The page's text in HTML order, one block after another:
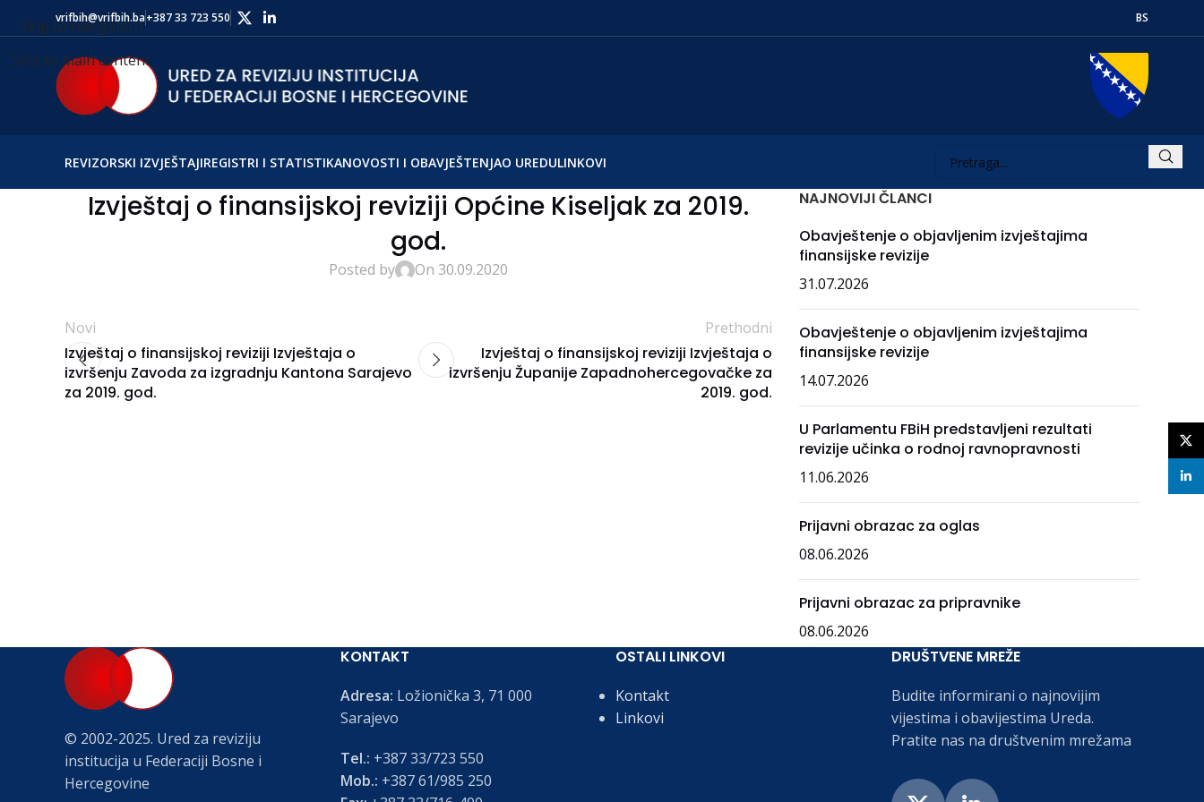
Skip to navigation
Skip to main content
vrifbih@vrifbih.ba+387 33 723 550 BS
REVIZORSKI IZVJEŠTAJIREGISTRI I STATISTIKANOVOSTI I OBAVJEŠTENJAO UREDULINKOVI
Izvještaj o finansijskoj reviziji Općine Kiseljak za 2019.
god.
Posted by On 30.09.2020
Novi
Izvještaj o finansijskoj reviziji Izvještaja o
izvršenju Zavoda za izgradnju Kantona Sarajevo
za 2019. god.
Prethodni
Izvještaj o finansijskoj reviziji Izvještaja o
izvršenju Županije Zapadnohercegovačke za
2019. god.
NAJNOVIJI ČLANCI
Obavještenje o objavljenim izvještajima
finansijske revizije
31.07.2026
Obavještenje o objavljenim izvještajima
finansijske revizije
14.07.2026
U Parlamentu FBiH predstavljeni rezultati
revizije učinka o rodnoj ravnopravnosti
11.06.2026
Prijavni obrazac za oglas
08.06.2026
Prijavni obrazac za pripravnike
08.06.2026
© 2002-2025. Ured za reviziju
institucija u Federaciji Bosne i
Hercegovine
KONTAKT
Adresa: Ložionička 3, 71 000
Sarajevo
Tel.: +387 33/723 550
Mob.: +387 61/985 250
OSTALI LINKOVI
Kontakt
Linkovi
DRUŠTVENE MREŽE
Budite informirani o najnovijim
vijestima i obavijestima Ureda.
Pratite nas na društvenim mrežama